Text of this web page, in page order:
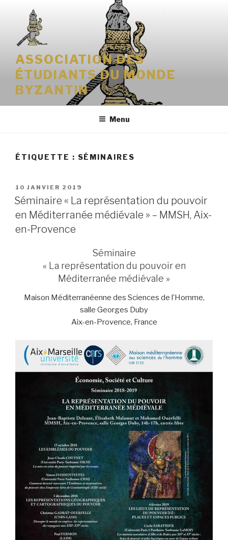
contenu
principal
ASSOCIATION DES
ÉTUDIANTS DU MONDE
BYZANTIN
Menu
ÉTIQUETTE : SÉMINAIRES
PUBLIÉ
LE
10 JANVIER 2019
Séminaire « La représentation du pouvoir
en Méditerranée médiévale » – MMSH, Aix-
en-Provence
Séminaire
« La représentation du pouvoir en
Méditerranée médiévale »
Maison Méditerranéenne des Sciences de l’Homme,
salle Georges Duby
Aix-en-Provence, France